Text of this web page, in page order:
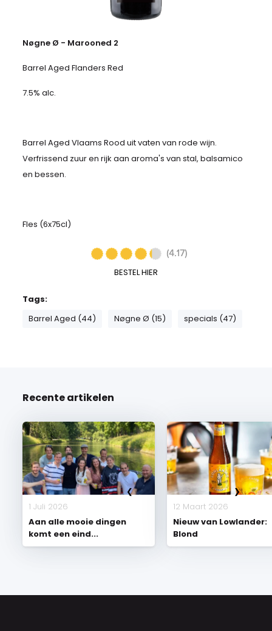
Nøgne Ø - Marooned 2
Barrel Aged Flanders Red
7.5% alc.
Barrel Aged Vlaams Rood uit vaten van rode wijn.
Verfrissend zuur en rijk aan aroma's van stal, balsamico
en bessen.
Fles (6x75cl)
BESTEL HIER
Tags:
Barrel Aged (44)
Nøgne Ø (15) specials (47)
Recente artikelen
1 Juli 2026
Aan alle mooie dingen
komt een eind...
12 Maart 2026
Nieuw van Lowlander:
Blond